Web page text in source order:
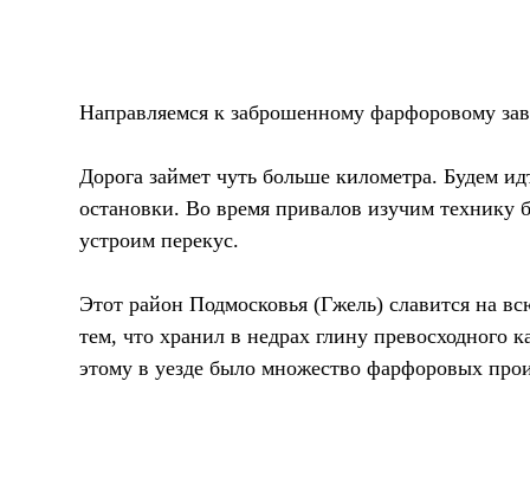
Направляемся к заброшенному фарфоровому
Дорога займет чуть больше километра. Будем
остановки. Во время привалов изучим технику
устроим перекус.
Этот район Подмосковья (Гжель) славится на
тем, что хранил в недрах глину превосходного
этому в уезде было множество фарфоровых